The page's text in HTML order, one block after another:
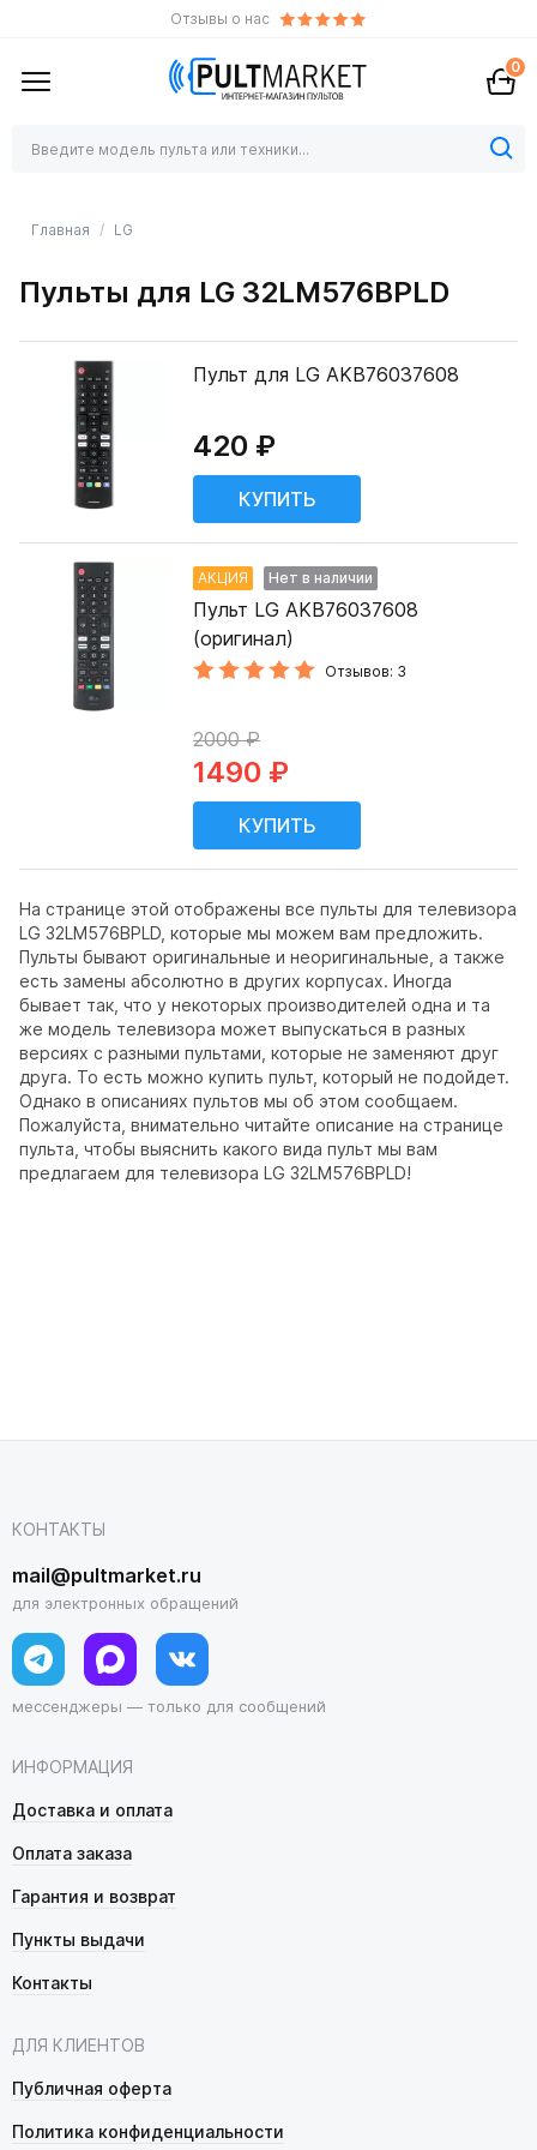
Отзывы о нас
0
Главная LG
Пульты для LG 32LM576BPLD
На странице этой отображены все пульты для телевизора
LG 32LM576BPLD, которые мы можем вам предложить.
Пульты бывают оригинальные и неоригинальные, а также
есть замены абсолютно в других корпусах. Иногда
бывает так, что у некоторых производителей одна и та
же модель телевизора может выпускаться в разных
версиях с разными пультами, которые не заменяют друг
друга. То есть можно купить пульт, который не подойдет.
Однако в описаниях пультов мы об этом сообщаем.
Пожалуйста, внимательно читайте описание на странице
пульта, чтобы выяснить какого вида пульт мы вам
предлагаем для телевизора LG 32LM576BPLD!
Пульт для LG AKB76037608
420 ₽
АКЦИЯ Нет в наличии
Пульт LG AKB76037608
(оригинал)
Отзывов: 3
2000 ₽
1490 ₽
ИНФОРМАЦИЯ
Доставка и оплата
Оплата заказа
Гарантия и возврат
Пункты выдачи
Контакты
ДЛЯ КЛИЕНТОВ
Публичная оферта
Политика конфиденциальности
КОНТАКТЫ
mail@pultmarket.ru
для электронных обращений
мессенджеры — только для сообщений